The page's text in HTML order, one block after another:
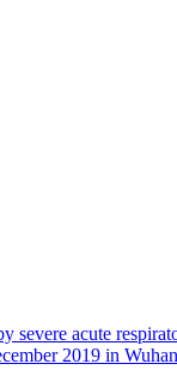
severe acute
2019 in